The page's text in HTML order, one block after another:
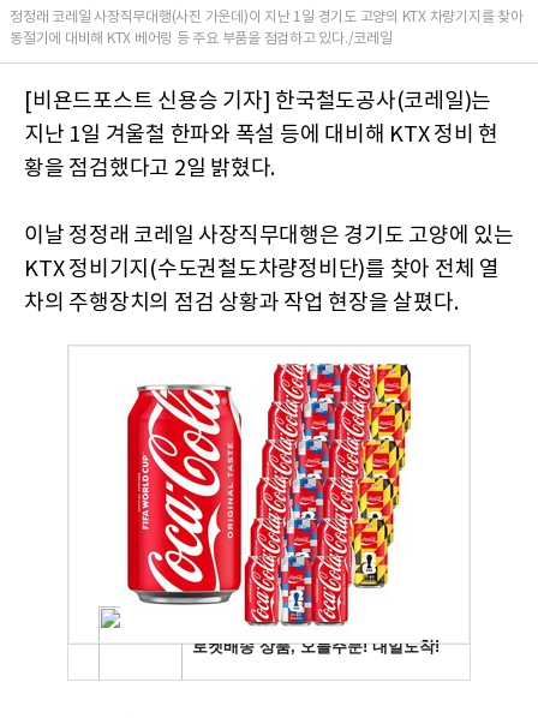
정정래 코레일 사장직무대행(사진 가운데)이 지난 1일 경기도 고양의 KTX 차량기지를 찾아
동절기에 대비해 KTX 베어링 등 주요 부품을 점검하고 있다./코레일
[비욘드포스트 신용승 기자] 한국철도공사(코레일)는
지난 1일 겨울철 한파와 폭설 등에 대비해 KTX 정비 현
황을 점검했다고 2일 밝혔다.
이날 정정래 코레일 사장직무대행은 경기도 고양에 있는
KTX 정비기지(수도권철도차량정비단)를 찾아 전체 열
차의 주행장치의 점검 상황과 작업 현장을 살폈다.